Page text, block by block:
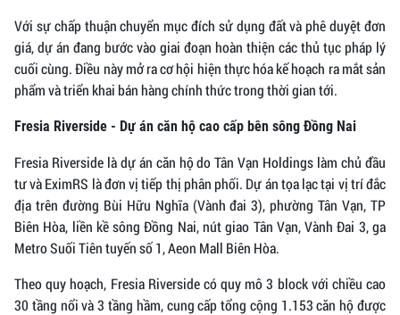
Với sự chấp thuận chuyển mục đích sử dụng đất và phê duyệt đơn
giá, dự án đang bước vào giai đoạn hoàn thiện các thủ tục pháp lý
cuối cùng. Điều này mở ra cơ hội hiện thực hóa kế hoạch ra mắt sản
phẩm và triển khai bán hàng chính thức trong thời gian tới.
Fresia Riverside - Dự án căn hộ cao cấp bên sông Đồng Nai
Fresia Riverside là dự án căn hộ do Tân Vạn Holdings làm chủ đầu
tư và EximRS là đơn vị tiếp thị phân phối. Dự án tọa lạc tại vị trí đắc
địa trên đường Bùi Hữu Nghĩa (Vành đai 3), phường Tân Vạn, TP
Biên Hòa, liền kề sông Đồng Nai, nút giao Tân Vạn, Vành Đai 3, ga
Metro Suối Tiên tuyến số 1, Aeon Mall Biên Hòa.
Theo quy hoạch, Fresia Riverside có quy mô 3 block với chiều cao
30 tầng nổi và 3 tầng hầm, cung cấp tổng cộng 1.153 căn hộ được